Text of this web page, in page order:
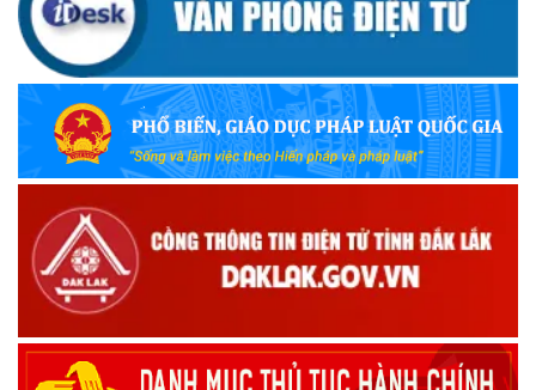
UBND TỈNH ĐẮK LẮK KHUYẾN CÁO NGƯỜI DÂN TĂNG
CƯỜNG PHÒNG, CHỐNG BỆNH TẢ
(09/10/2025)
Bộ Quốc phòng công bố thủ tục hành chính đủ điều kiện
tái cấu trúc thực hiện toàn trình, một phần trên môi trường
điện tử
(09/10/2025)
Bộ Chính trị, Ban Bí thư kết luận về phân cấp, phân quyền
trong vận hành chính quyền địa phương 2 cấp